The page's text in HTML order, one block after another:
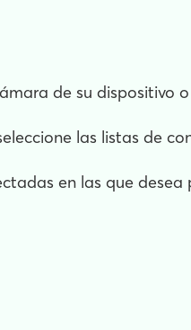
de su dispositivo
las listas de
en las que